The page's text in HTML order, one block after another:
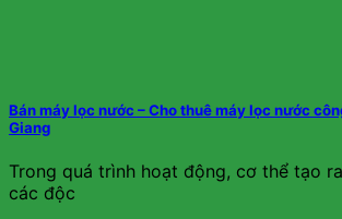
Bán máy lọc nước – Cho thuê máy lọc nước
Giang
Trong quá trình hoạt động, cơ thể tạo
các độc